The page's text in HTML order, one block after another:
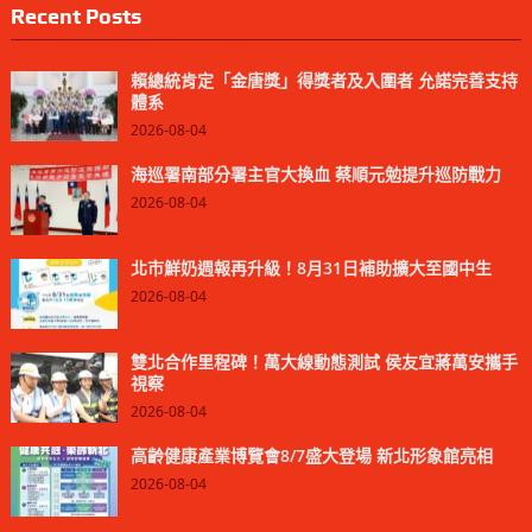
Recent Posts
賴總統肯定「金唐獎」得獎者及入圍者 允諾完善支持
體系
2026-08-04
海巡署南部分署主官大換血 蔡順元勉提升巡防戰力
2026-08-04
北市鮮奶週報再升級！8月31日補助擴大至國中生
2026-08-04
雙北合作里程碑！萬大線動態測試 侯友宜蔣萬安攜手
視察
2026-08-04
高齡健康產業博覽會8/7盛大登場 新北形象館亮相
2026-08-04